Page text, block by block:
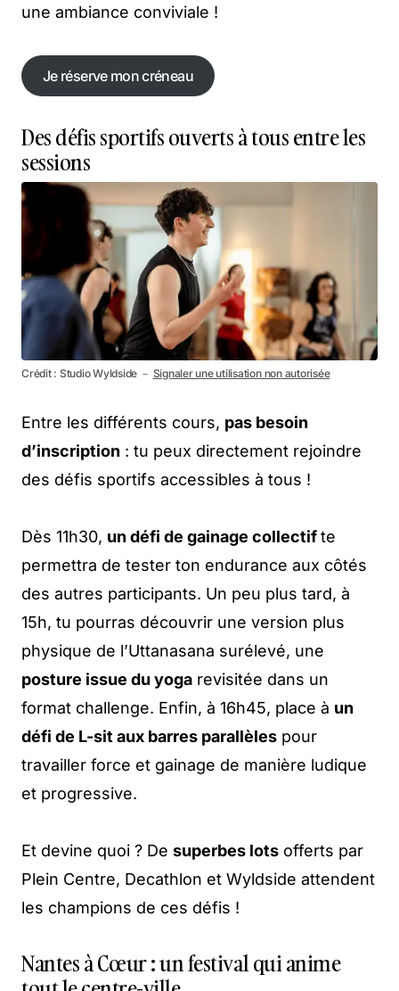
une ambiance conviviale !
Je réserve mon créneau
Je réserve mon créneau
Des défis sportifs ouverts à tous entre les
sessions
Crédit : Studio Wyldside － Signaler une utilisation non autorisée
Entre les différents cours, pas besoin
d’inscription : tu peux directement rejoindre
des défis sportifs accessibles à tous !
Dès 11h30, un défi de gainage collectifte
permettra de tester ton endurance aux côtés
des autres participants. Un peu plus tard, à
15h, tu pourras découvrir une version plus
physique de l’Uttanasana surélevé, une
posture issue du yoga revisitée dans un
format challenge. Enfin, à 16h45, place à un
défi de L-sit aux barres parallèles pour
travailler force et gainage de manière ludique
et progressive.
Et devine quoi ? De superbes lots offerts par
Plein Centre, Decathlon et Wyldside attendent
les champions de ces défis !
Nantes à Cœur : un festival qui anime